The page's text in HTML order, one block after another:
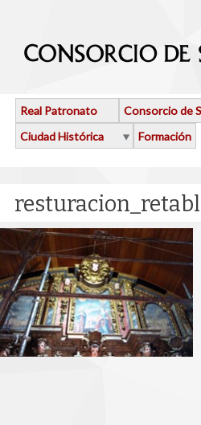
Real Patronato Consorcio de
Ciudad Histórica
Formación